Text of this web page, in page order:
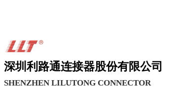
SHENZHEN LILUTONG CONNECTOR
深圳利路通连接器股份有限公司